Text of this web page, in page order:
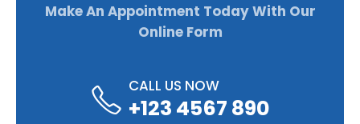
Make An Appointment Today With Our
Online Form
CALL US NOW
+123 4567 890